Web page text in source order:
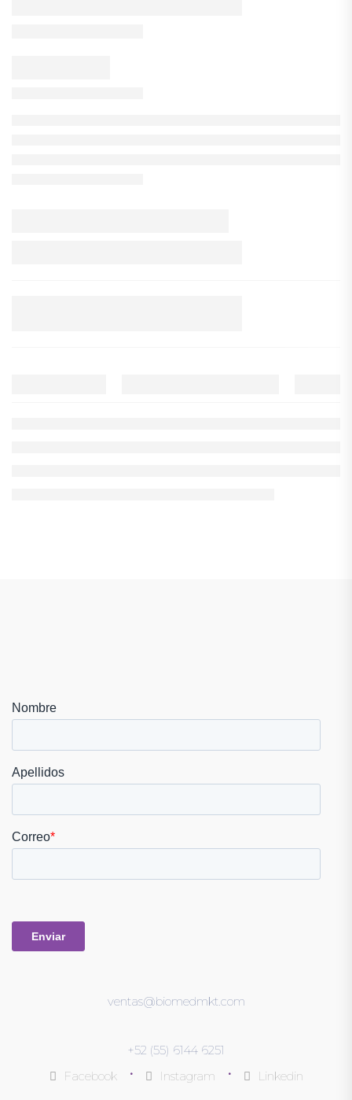
ventas@biomedmkt.com
+52 (55) 6144 6251
Facebook
• Instagram • Linkedin